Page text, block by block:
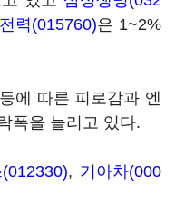
력(015760)은 1~2%
에 따른 피로감과 엔
폭을 늘리고 있다.
, 기아차(000